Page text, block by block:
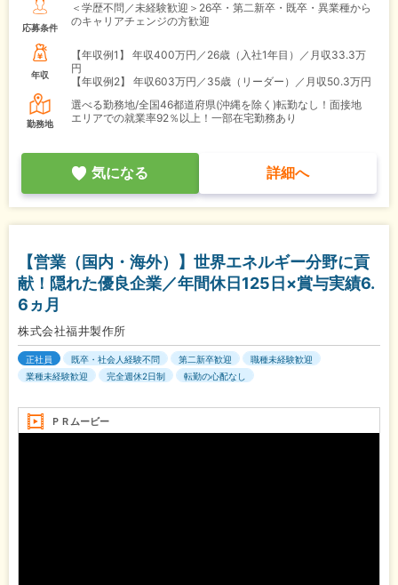
応募条件
＜学歴不問／未経験歓迎＞26卒・第二新卒・既卒・異業種から
のキャリアチェンジの方歓迎
年収
【年収例1】
年収400万円／26歳（入社1年目）／月収33.3万
円
【年収例2】
年収603万円／35歳（リーダー）／月収50.3万円
勤務地
選べる勤務地/全国46都道府県(沖縄を除く)転勤なし！面接地
エリアでの就業率92％以上！一部在宅勤務あり
気になる 詳細へ
【営業（国内・海外）】世界エネルギー分野に貢
献！隠れた優良企業／年間休日125日×賞与実績6.
6ヵ月
株式会社福井製作所
正社員 既卒・社会人経験不問 第二新卒歓迎
職種未経験歓迎
業種未経験歓迎
完全週休2日制 転勤の心配なし
ＰＲムービー